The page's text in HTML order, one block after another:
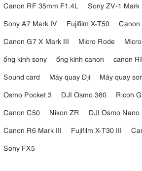
Canon RF 35mm F1.4L
Sony ZV-1 Mark
Sony A7 Mark IV
Fujifilm X-T50
Canon
Canon G7 X Mark III
Micro Rode
ống kính sony
ống kính canon
canon
Sound card
Máy quay Dji Máy quay
Osmo Pocket 3
DJI Osmo 360 Ricoh
Canon C50
Nikon ZR DJI Osmo Nano
Canon R6 Mark III
Fujifilm X-T30 III
Sony FX5